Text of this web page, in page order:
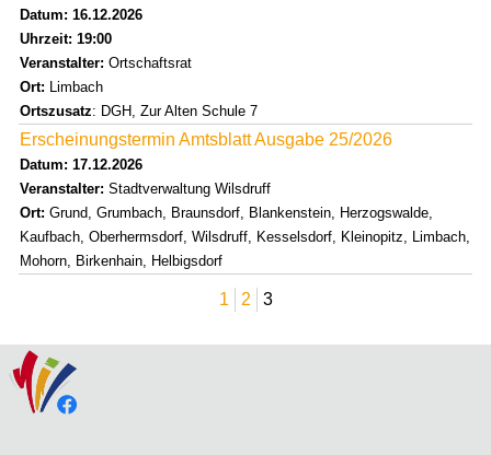
Datum: 16.12.2026
Uhrzeit: 19:00
Veranstalter: Ortschaftsrat
Ort: Limbach
Ortszusatz: DGH, Zur Alten Schule 7
Erscheinungstermin Amtsblatt Ausgabe 25/2026
Datum: 17.12.2026
Veranstalter: Stadtverwaltung Wilsdruff
Ort: Grund, Grumbach, Braunsdorf, Blankenstein, Herzogswalde,
Kaufbach, Oberhermsdorf, Wilsdruff, Kesselsdorf, Kleinopitz, Limbach,
Mohorn, Birkenhain, Helbigsdorf
1 2 3